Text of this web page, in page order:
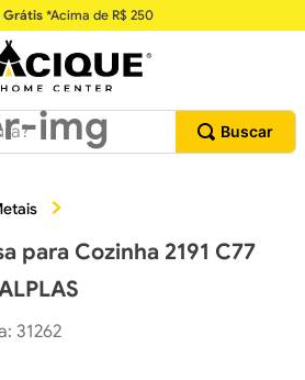
Grátis*Acima de R$ 250
para Cozinha 2191 C77
: 31262